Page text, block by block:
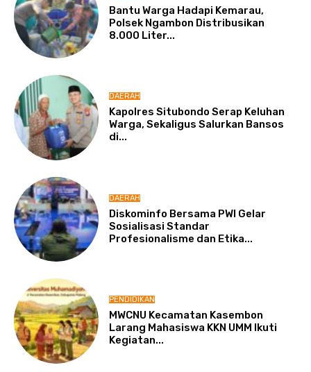
Bantu Warga Hadapi Kemarau,
Polsek Ngambon Distribusikan
8.000 Liter...
DAERAH
Kapolres Situbondo Serap Keluhan
Warga, Sekaligus Salurkan Bansos
di...
DAERAH
Diskominfo Bersama PWI Gelar
Sosialisasi Standar
Profesionalisme dan Etika...
PENDIDIKAN
MWCNU Kecamatan Kasembon
Larang Mahasiswa KKN UMM Ikuti
Kegiatan...